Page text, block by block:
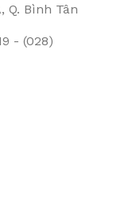
Q. Bình Tân
- (028)